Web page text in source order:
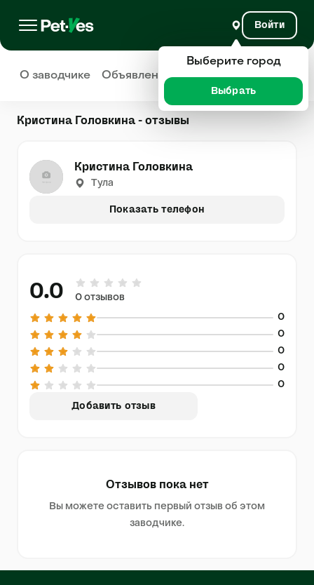
Войти
О заводчике Объявления Отзывы
Кристина Головкина - отзывы
Кристина Головкина
Тула
Показать телефон
0.0 0 отзывов
0
0
0
0
0
Добавить отзыв
Отзывов пока нет
Вы можете оставить первый отзыв об этом
заводчике.
Выберите город
Выбрать